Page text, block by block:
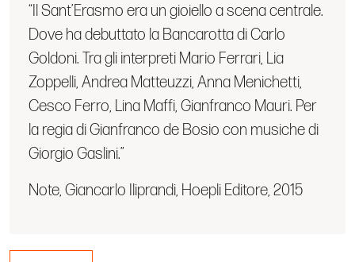
“Il Sant’Erasmo era un gioiello a scena centrale.
Dove ha debuttato la Bancarotta di Carlo
Goldoni. Tra gli interpreti Mario Ferrari, Lia
Zoppelli, Andrea Matteuzzi, Anna Menichetti,
Cesco Ferro, Lina Maffi, Gianfranco Mauri. Per
la regia di Gianfranco de Bosio con musiche di
Giorgio Gaslini.”
Note, Giancarlo Iliprandi, Hoepli Editore, 2015